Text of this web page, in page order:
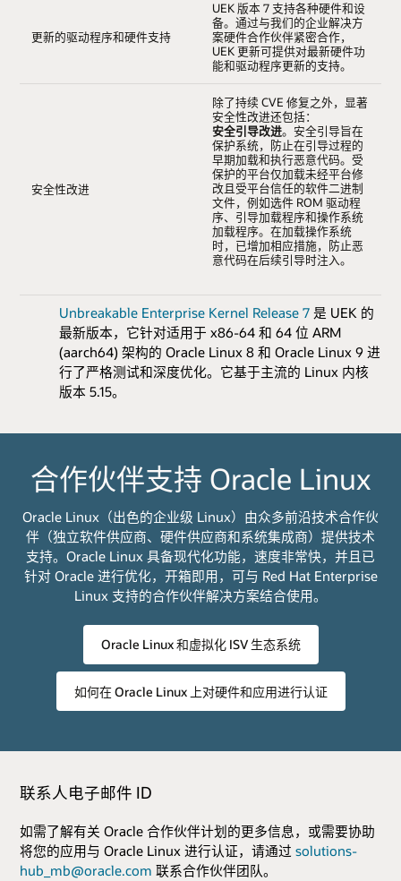
更新的驱动程序和硬件支持
UEK 版本 7 支持各种硬件和设
备。通过与我们的企业解决方
案硬件合作伙伴紧密合作，
UEK 更新可提供对最新硬件功
能和驱动程序更新的支持。
安全性改进
除了持续 CVE 修复之外，显著
安全性改进还包括：
安全引导改进。安全引导旨在
保护系统，防止在引导过程的
早期加载和执行恶意代码。受
保护的平台仅加载未经平台修
改且受平台信任的软件二进制
文件，例如选件 ROM 驱动程
序、引导加载程序和操作系统
加载程序。在加载操作系统
时，已增加相应措施，防止恶
意代码在后续引导时注入。
Unbreakable Enterprise Kernel Release 7 是 UEK 的
最新版本，它针对适用于 x86-64 和 64 位 ARM
(aarch64) 架构的 Oracle Linux 8 和 Oracle Linux 9 进
行了严格测试和深度优化。它基于主流的 Linux 内核
版本 5.15。
合作伙伴支持 Oracle Linux
Oracle Linux（出色的企业级 Linux）由众多前沿技术合作伙
伴（独立软件供应商、硬件供应商和系统集成商）提供技术
支持。Oracle Linux 具备现代化功能，速度非常快，并且已
针对 Oracle 进行优化，开箱即用，可与 Red Hat Enterprise
Linux 支持的合作伙伴解决方案结合使用。
Oracle Linux 和虚拟化 ISV 生态系统
如何在 Oracle Linux 上对硬件和应用进行认证
联系人电子邮件 ID
如需了解有关 Oracle 合作伙伴计划的更多信息，或需要协助
将您的应用与 Oracle Linux 进行认证，请通过 solutions-
hub_mb@oracle.com 联系合作伙伴团队。